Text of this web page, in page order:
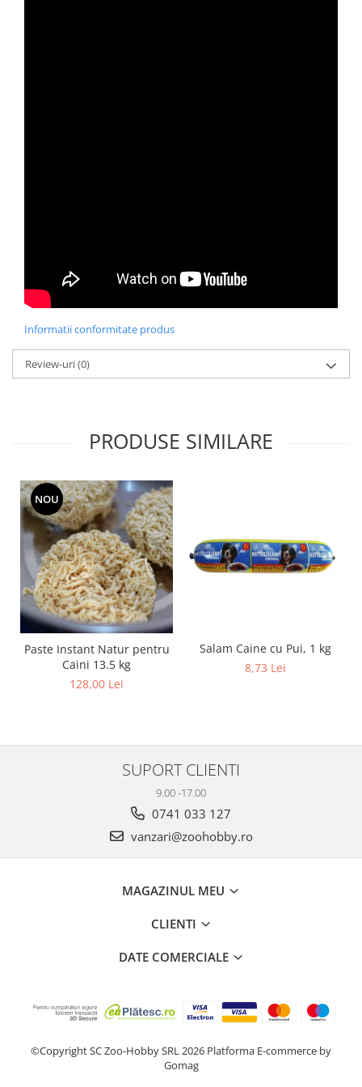
Informatii conformitate produs
Review-uri(0)
PRODUSE SIMILARE
NOU
Paste Instant Natur pentru
Caini 13.5 kg
128,00 Lei
Salam Caine cu Pui, 1 kg
8,73 Lei
SUPORT CLIENTI
9.00 -17.00
0741 033 127
vanzari@zoohobby.ro
MAGAZINUL MEU
CLIENTI
DATE COMERCIALE
©Copyright SC Zoo-Hobby SRL 2026 Platforma E-commerce by
Gomag